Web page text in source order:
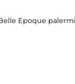
Epoque